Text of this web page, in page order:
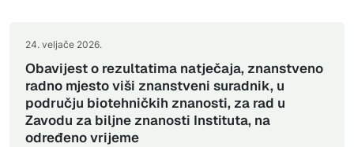
24. veljače 2026.
Obavijest o rezultatima natječaja, znanstveno
radno mjesto viši znanstveni suradnik, u
području biotehničkih znanosti, za rad u
Zavodu za biljne znanosti Instituta, na
određeno vrijeme